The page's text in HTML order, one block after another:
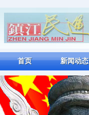
首页 新闻动态